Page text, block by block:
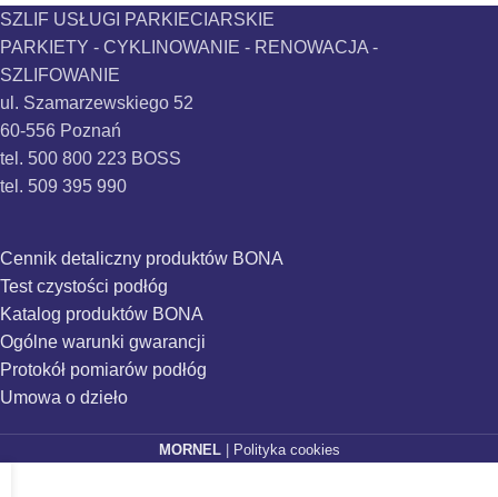
SZLIF USŁUGI PARKIECIARSKIE
PARKIETY - CYKLINOWANIE - RENOWACJA -
SZLIFOWANIE
ul. Szamarzewskiego 52
60-556 Poznań
tel. 500 800 223 BOSS
tel. 509 395 990
Cennik detaliczny produktów BONA
Test czystości podłóg
Katalog produktów BONA
Ogólne warunki gwarancji
Protokół pomiarów podłóg
Umowa o dzieło
MORNEL| Polityka cookies